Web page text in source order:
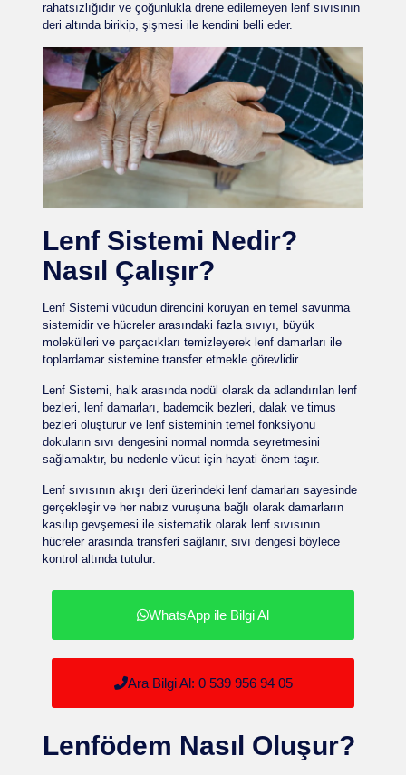
rahatsızlığıdır ve çoğunlukla drene edilemeyen lenf sıvısının
deri altında birikip, şişmesi ile kendini belli eder.
Lenf Sistemi Nedir?
Nasıl Çalışır?
Lenf Sistemi vücudun direncini koruyan en temel savunma
sistemidir ve hücreler arasındaki fazla sıvıyı, büyük
molekülleri ve parçacıkları temizleyerek lenf damarları ile
toplardamar sistemine transfer etmekle görevlidir.
Lenf Sistemi, halk arasında nodül olarak da adlandırılan lenf
bezleri, lenf damarları, bademcik bezleri, dalak ve timus
bezleri oluşturur ve lenf sisteminin temel fonksiyonu
dokuların sıvı dengesini normal normda seyretmesini
sağlamaktır, bu nedenle vücut için hayati önem taşır.
Lenf sıvısının akışı deri üzerindeki lenf damarları sayesinde
gerçekleşir ve her nabız vuruşuna bağlı olarak damarların
kasılıp gevşemesi ile sistematik olarak lenf sıvısının
hücreler arasında transferi sağlanır, sıvı dengesi böylece
kontrol altında tutulur.
WhatsApp ile Bilgi Al
Ara Bilgi Al: 0 539 956 94 05
Lenfödem Nasıl Oluşur?